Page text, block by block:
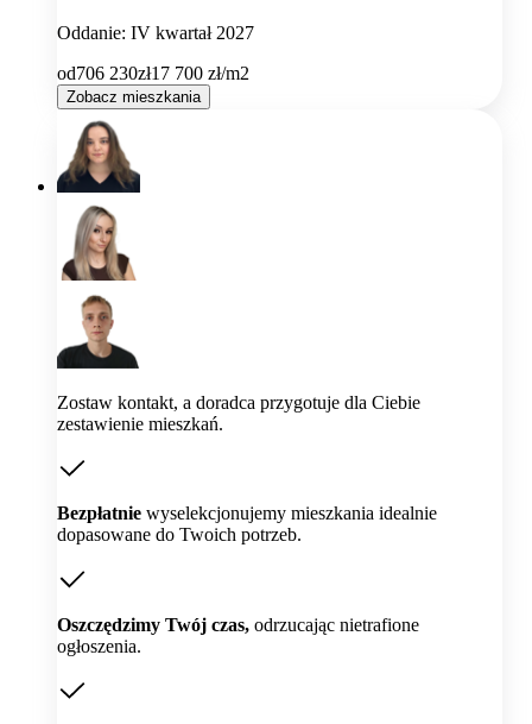
Oddanie: IV kwartał 2027
od706 230zł17 700 zł/m2
Zobacz mieszkania
Zostaw kontakt, a doradca przygotuje dla Ciebie
zestawienie mieszkań.
Bezpłatnie wyselekcjonujemy mieszkania idealnie
dopasowane do Twoich potrzeb.
Oszczędzimy Twój czas, odrzucając nietrafione
ogłoszenia.